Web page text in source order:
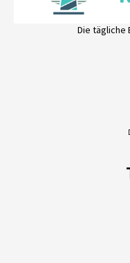
Die tägliche